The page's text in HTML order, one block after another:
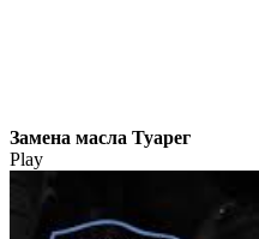
Замена масла Туарег
Play